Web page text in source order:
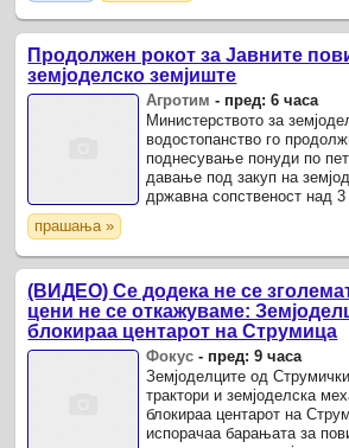
Продолжен рокот за Јавните
земјоделско земјиште
Агротим - пред: 6 часа
Министерството за
водостопанство го
поднесување понуди по
давање под закуп на
државна сопственост над
прашања »
(ВИДЕО) Се додека не се
цени не се откажуваме:
блокираа центарот на Струмица
Фокус - пред: 9 часа
Земјоделците од
трактори и земјоделска
блокираа центарот на
испорачаа барањата за